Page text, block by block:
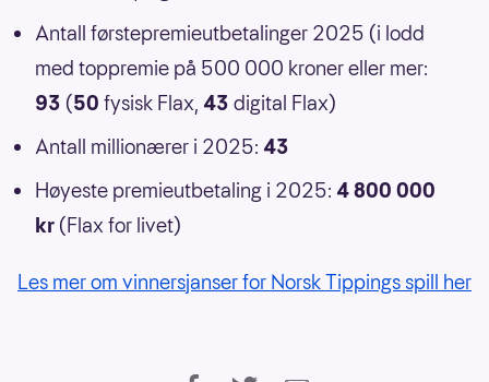
Antall førstepremieutbetalinger 2025 (i lodd
med toppremie på 500 000 kroner eller mer:
93 (50 fysisk Flax, 43 digital Flax)
Antall millionærer i 2025: 43
Høyeste premieutbetaling i 2025: 4 800 000
kr (Flax for livet)
Les mer om vinnersjanser for Norsk Tippings spill her